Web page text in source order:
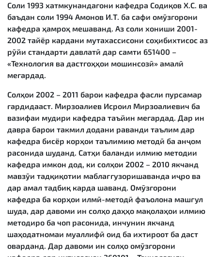
Соли 1993 хатмкунандагони кафедра Содиқов Х.С. ва
баъдан соли 1994 Амонов И.Т. ба сафи омӯзгорони
кафедра ҳамроҳ мешаванд. Аз соли хониши 2001-
2002 тайёр кардани мутахассисони соҳибихтисос аз
рӯйи стандарти давлатӣ дар самти 651400 –
«Технология ва дастгоҳҳои мошинсозӣ» амалӣ
мегардад.
Солҳои 2002 – 2011 барои кафедра фасли пурсамар
гардидааст. Мирзоалиев Исроил Мирзоалиевич ба
вазифаи мудири кафедра таъйин мегардад. Дар ин
давра барои такмил додани раванди таълим дар
кафедра бисёр корҳои таълимию методӣ ба анҷом
расонида шуданд. Сатҳи баланди илмию методии
кафедра имкон дод, ки солҳои 2002 – 2010 якчанд
мавзӯи тадқиқотии маблағгузоришаванда иҷро ва
дар амал тадбиқ карда шаванд. Омӯзгорони
кафедра ба корҳои илмӣ-методӣ фаъолона машғул
шуда, дар давоми ин солҳо даҳҳо мақолаҳои илмию
методиро ба чоп расонида, инчунин якчанд
шаҳодатномаи муаллифӣ оид ба ихтироот ба даст
оварданд. Дар давоми ин солҳо омӯзгорони